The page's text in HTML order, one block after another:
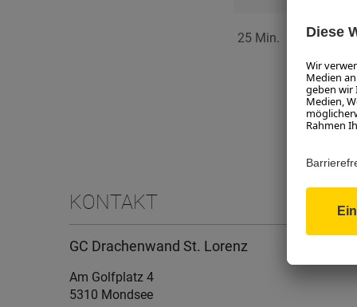
25 Min.
KONTAKT
GC Drachenwand St. Lorenz
Am Golfplatz 4
5310 Mondsee